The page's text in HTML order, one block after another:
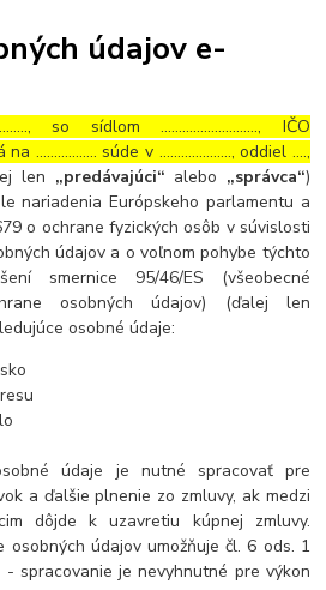
údajov e-
so sídlom ………………………, IČO
na …………….. súde v ……………….., oddiel ….,
len „predávajúci“ alebo „správca“)
nariadenia Európskeho parlamentu a
o ochrane fyzických osôb v súvislosti
údajov a o voľnom pohybe týchto
smernice 95/46/ES (všeobecné
osobných údajov) (ďalej len
osobné údaje:
údaje je nutné spracovať pre
a ďalšie plnenie zo zmluvy, ak medzi
dôjde k uzavretiu kúpnej zmluvy.
osobných údajov umožňuje čl. 6 ods. 1
- spracovanie je nevyhnutné pre výkon